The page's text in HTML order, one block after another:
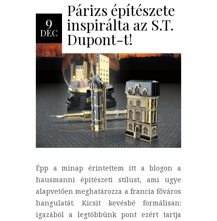
9
DEC
Párizs építészete
inspirálta az S.T.
Dupont-t!
Épp a minap érintettem itt a blogon a
hausmanni építészeti stílust, ami ugye
alapvetően meghatározza a francia főváros
hangulatát. Kicsit kevésbé formálisan:
igazából a legtöbbünk pont ezért tartja